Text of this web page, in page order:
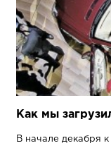
Как мы
В начале декабря